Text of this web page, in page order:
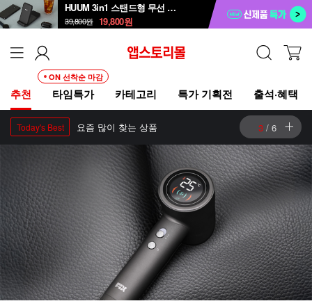
HUUM 3in1 스탠드형 무선 충전 패드 HWC-700QA
39,800원 19,800원
추천
ON 선착순 마감
타임특가 카테고리 특가 기획전 출석·혜택
Today's Best 요즘 많이 찾는 상품 4 / 6